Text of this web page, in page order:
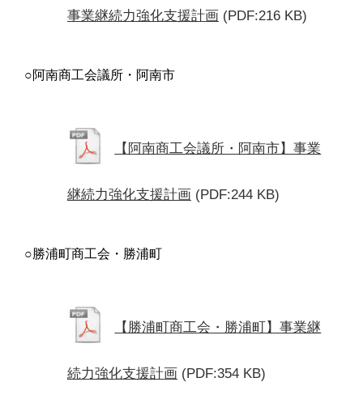
事業継続力強化支援計画 (PDF:216 KB)
○阿南商工会議所・阿南市
【阿南商工会議所・阿南市】事業
継続力強化支援計画 (PDF:244 KB)
○勝浦町商工会・勝浦町
【勝浦町商工会・勝浦町】事業継
続力強化支援計画 (PDF:354 KB)